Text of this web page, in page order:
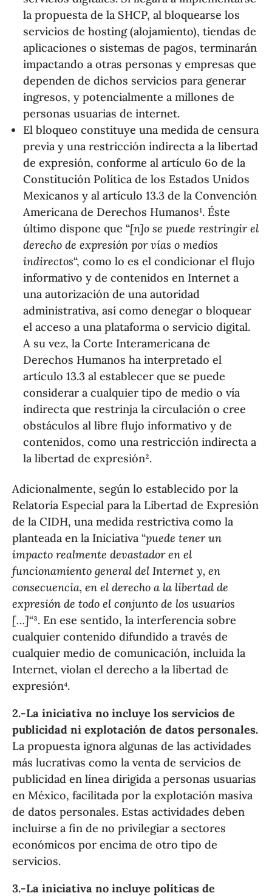
la propuesta de la SHCP, al bloquearse los
servicios de hosting (alojamiento), tiendas de
aplicaciones o sistemas de pagos, terminarán
impactando a otras personas y empresas que
dependen de dichos servicios para generar
ingresos, y potencialmente a millones de
personas usuarias de internet.
El bloqueo constituye una medida de censura
previa y una restricción indirecta a la libertad
de expresión, conforme al artículo 6o de la
Constitución Política de los Estados Unidos
Mexicanos y al artículo 13.3 de la Convención
Americana de Derechos Humanos¹. Éste
último dispone que “[n]o se puede restringir el
derecho de expresión por vías o medios
indirectos“, como lo es el condicionar el flujo
informativo y de contenidos en Internet a
una autorización de una autoridad
administrativa, así como denegar o bloquear
el acceso a una plataforma o servicio digital.
A su vez, la Corte Interamericana de
Derechos Humanos ha interpretado el
artículo 13.3 al establecer que se puede
considerar a cualquier tipo de medio o vía
indirecta que restrinja la circulación o cree
obstáculos al libre flujo informativo y de
contenidos, como una restricción indirecta a
la libertad de expresión².
Adicionalmente, según lo establecido por la
Relatoría Especial para la Libertad de Expresión
de la CIDH, una medida restrictiva como la
planteada en la Iniciativa “puede tener un
impacto realmente devastador en el
funcionamiento general del Internet y, en
consecuencia, en el derecho a la libertad de
expresión de todo el conjunto de los usuarios
[…]“³. En ese sentido, la interferencia sobre
cualquier contenido difundido a través de
cualquier medio de comunicación, incluida la
Internet, violan el derecho a la libertad de
expresión⁴.
2.-La iniciativa no incluye los servicios de
publicidad ni explotación de datos personales.
La propuesta ignora algunas de las actividades
más lucrativas como la venta de servicios de
publicidad en línea dirigida a personas usuarias
en México, facilitada por la explotación masiva
de datos personales. Estas actividades deben
incluirse a fin de no privilegiar a sectores
económicos por encima de otro tipo de
servicios.
3.-La iniciativa no incluye políticas de